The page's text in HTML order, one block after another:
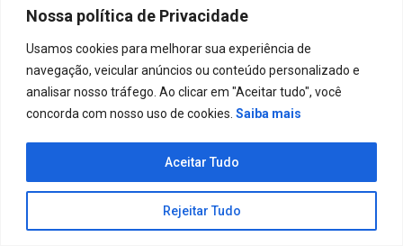
Nossa política de Privacidade
Usamos cookies para melhorar sua experiência de
navegação, veicular anúncios ou conteúdo personalizado e
analisar nosso tráfego. Ao clicar em "Aceitar tudo", você
concorda com nosso uso de cookies. Saiba mais
Rejeitar Tudo
Aceitar Tudo
Contato
Todos direitos reservados 2024.
Proudly powered by WordPress|Theme: Allure News
Candid Themes